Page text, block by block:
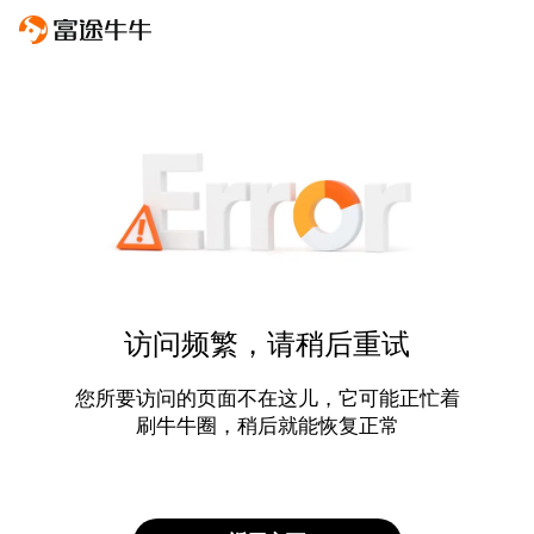
访问频繁，请稍后重试
您所要访问的页面不在这儿，它可能正忙着
刷牛牛圈，稍后就能恢复正常